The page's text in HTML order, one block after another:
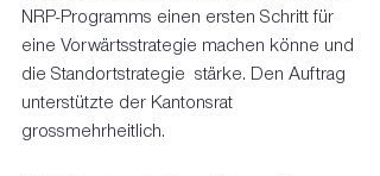
NRP-Programms einen ersten Schritt für
eine Vorwärtsstrategie machen könne und
die Standortstrategie  stärke. Den Auftrag
unterstützte der Kantonsrat
grossmehrheitlich.